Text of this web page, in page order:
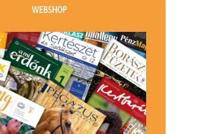
WEBSHOP